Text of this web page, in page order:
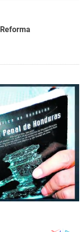
Reforma